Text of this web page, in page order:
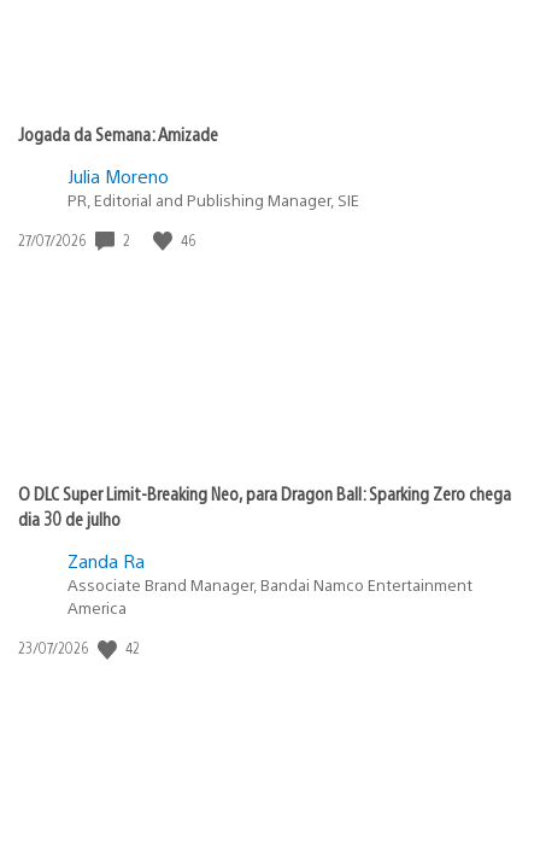
Jogada da Semana: Amizade
Julia Moreno
PR, Editorial and Publishing Manager, SIE
Data
27/07/2026 2 46
O DLC Super Limit-Breaking Neo, para Dragon Ball: Sparking Zero chega
dia 30 de julho
Zanda Ra
Associate Brand Manager, Bandai Namco Entertainment
America
Data
23/07/2026 42